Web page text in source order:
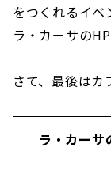
をつくれるイベ
ラ・カーサの
さて、最後はカ
ラ・カー